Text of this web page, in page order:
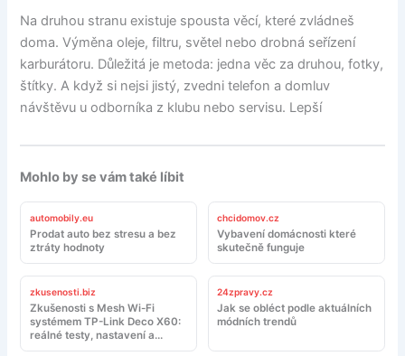
Na druhou stranu existuje spousta věcí, které zvládneš
doma. Výměna oleje, filtru, světel nebo drobná seřízení
karburátoru. Důležitá je metoda: jedna věc za druhou, fotky,
štítky. A když si nejsi jistý, zvedni telefon a domluv
návštěvu u odborníka z klubu nebo servisu. Lepší
Mohlo by se vám také líbit
automobily.eu
Prodat auto bez stresu a bez
ztráty hodnoty
chcidomov.cz
Vybavení domácnosti které
skutečně funguje
zkusenosti.biz
Zkušenosti s Mesh Wi-Fi
systémem TP-Link Deco X60:
reálné testy, nastavení a
doporučení
24zpravy.cz
Jak se obléct podle aktuálních
módních trendů